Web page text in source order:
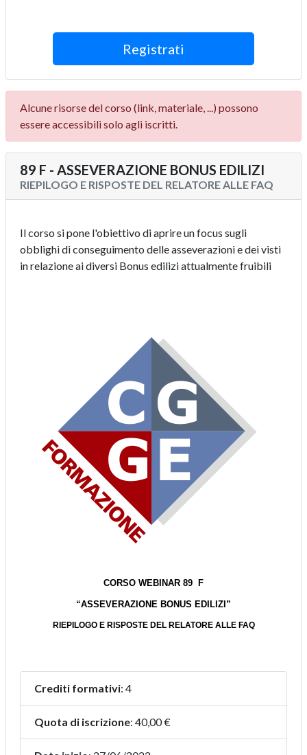
Registrati
Alcune risorse del corso (link, materiale, ...) possono
essere accessibili solo agli iscritti.
89 F - ASSEVERAZIONE BONUS EDILIZI
RIEPILOGO E RISPOSTE DEL RELATORE ALLE FAQ
Il corso si pone l'obiettivo di aprire un focus sugli
obblighi di conseguimento delle asseverazioni e dei visti
in relazione ai diversi Bonus edilizi attualmente fruibili
Crediti formativi: 4
Quota di iscrizione: 40,00 €